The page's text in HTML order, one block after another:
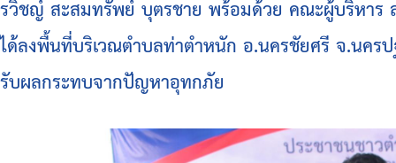
วิสัยทัศน์
อำนาจหน้าที่
โครงสร้างฝ่ายการเมือง
โครงสร้างส่วนราชการ
โครงสร้างโรงพยาบาลส่งเสริมสุขภาพตำบลใน
โครงสร้างการบริหารงาน
แผนดำเนินงาน
ผลการดำเนินงาน
รายงานติดตามผลการดำเนินการประจำปี รอ
รายงานติดตามผลการดำเนินการประจำปี
สรุปผลการจัดซื้อจัดจ้างหรือการจัดหาพัสดุราย
รายงานผลการจัดซื้อจัดจ้างหรือการจัดหาพัส
รายงานผลการบริหารและพัฒนาทรัพยากรบุค
หลักเกณฑ์การบริหารทรัพยากรบุคคล
ประชาสัมพันธ์สภา
มติที่ประชุมสภา
รายงานการประชุมสภา
ประกาศจัดซื้อจัดจ้าง
ประกาศเจตนารมณ์ นโยบาย No Gift Policy
แผนปฏิบัติการป้องกันการทุจริต
มาตรการส่งเสริมคุณธรรมและความโปร่งใสภ
รายงานผลการดำเนินการเพื่อส่งเสริมคุณธรร
รวิชญ์ สะสมทรัพย์ บุตรชาย พร้อมด้วย คณะผู้บริหาร
ได้ลงพื้นที่บริเวณตำบลท่าตำหนัก อ.นครชัยศรี จ.นคร
รับผลกระทบจากปัญหาอุทกภัย